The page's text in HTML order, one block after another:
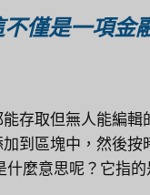
僅是一項金
存取但無人能編
到區塊中，然後
什麼意思呢？它指